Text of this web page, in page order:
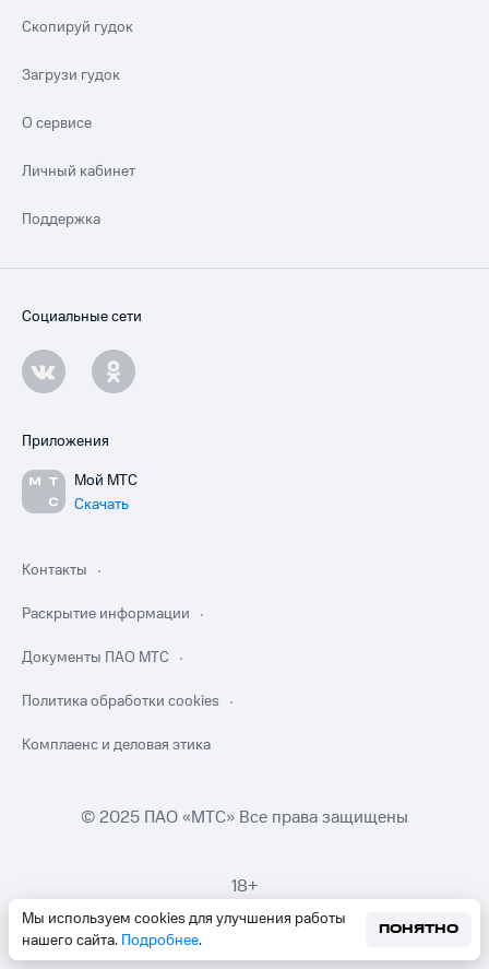
Мы используем cookies для улучшения работы
нашего сайта. Подробнее.
ПОНЯТНО
Скопируй гудок
Загрузи гудок
О сервисе
Личный кабинет
Поддержка
Социальные сети
Приложения
Мой МТС
Скачать
Контакты
Раскрытие информации
Документы ПАО МТС
Политика обработки cookies
Комплаенс и деловая этика
© 2025 ПАО «МТС» Все права защищены
18+